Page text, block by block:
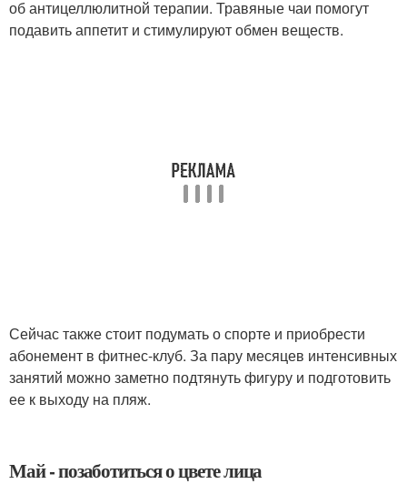
об антицеллюлитной терапии. Травяные чаи помогут
подавить аппетит и стимулируют обмен веществ.
Сейчас также стоит подумать о спорте и приобрести
абонемент в фитнес-клуб. За пару месяцев интенсивных
занятий можно заметно подтянуть фигуру и подготовить
ее к выходу на пляж.
Май - позаботиться о цвете лица